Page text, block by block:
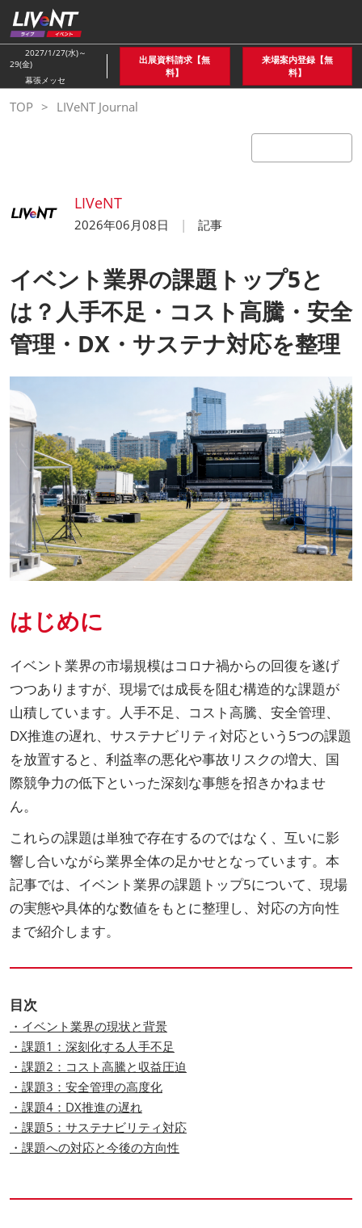
ス
キ
ッ
プ
し
て
2027/1/27(水)～
29(金)
幕張メッセ
出展資料請求【無
料】
来場案内登録【無
料】
TOP LIVeNT Journal
LIVeNT
2026年06月08日 記事
イベント業界の課題トップ5と
は？人手不足・コスト高騰・安全
管理・DX・サステナ対応を整理
はじめに
イベント業界の市場規模はコロナ禍からの回復を遂げ
つつありますが、現場では成長を阻む構造的な課題が
山積しています。人手不足、コスト高騰、安全管理、
DX推進の遅れ、サステナビリティ対応という5つの課題
を放置すると、利益率の悪化や事故リスクの増大、国
際競争力の低下といった深刻な事態を招きかねませ
ん。
これらの課題は単独で存在するのではなく、互いに影
響し合いながら業界全体の足かせとなっています。本
記事では、イベント業界の課題トップ5について、現場
の実態や具体的な数値をもとに整理し、対応の方向性
まで紹介します。
目次
・イベント業界の現状と背景
・課題1：深刻化する人手不足
・課題2：コスト高騰と収益圧迫
・課題3：安全管理の高度化
・課題4：DX推進の遅れ
・課題5：サステナビリティ対応
・課題への対応と今後の方向性